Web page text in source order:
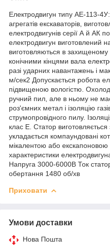
Електродвигун типу АЕ-113-
агрегатів екскаваторів,
електродвигунів серії А й АК
електродвигун виготовлений
виготовляються в захищеному
конічними кінцями вала
разі ударних навантажень і
м/сек2 Допускається робота
підвищеною вологістю.
ручний пил, але в ньому не
роз'ємних метал і ізоляцію
струмопровідного пилу.
клас Е. Статор
укладається компаундовані
мікалентою або екскапоновою
характеристики
Напруга 3000-6000В Ток
обертання 1480 об/хв
Приховати
Умови доставки
Нова Пошта